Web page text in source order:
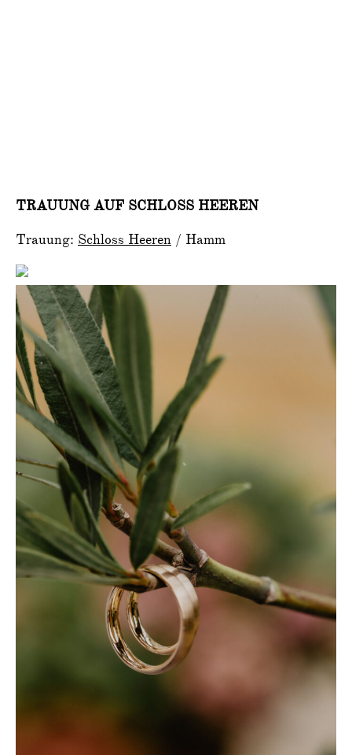
TRAUUNG AUF SCHLOSS HEEREN
Trauung: Schloss Heeren / Hamm